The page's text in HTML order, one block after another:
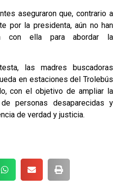
aseguraron que, contrario a
por la presidenta, aún no han
con ella para abordar la
las madres buscadoras
en estaciones del Trolebús
con el objetivo de ampliar la
personas desaparecidas y
de verdad y justicia.